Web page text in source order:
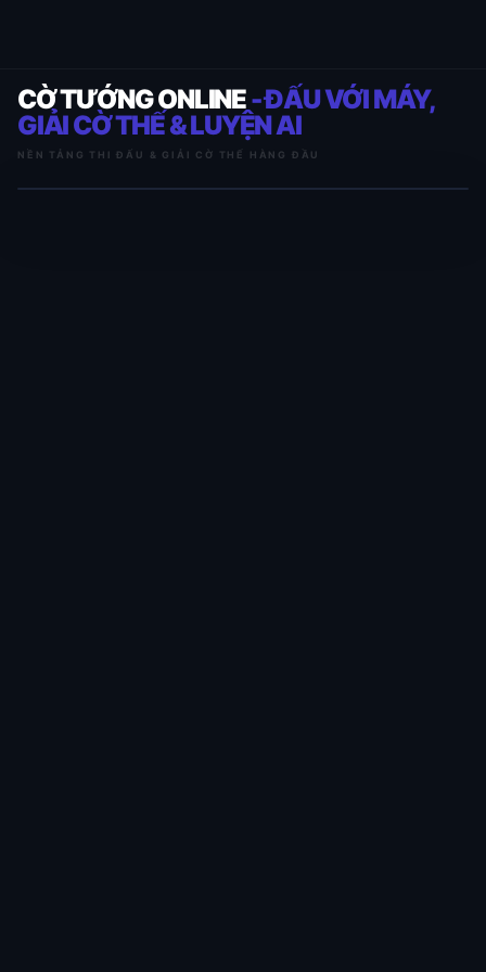
CỜ TƯỚNG ONLINE- ĐẤU VỚI MÁY,
GIẢI CỜ THẾ & LUYỆN AI
NỀN TẢNG THI ĐẤU & GIẢI CỜ THẾ HÀNG ĐẦU